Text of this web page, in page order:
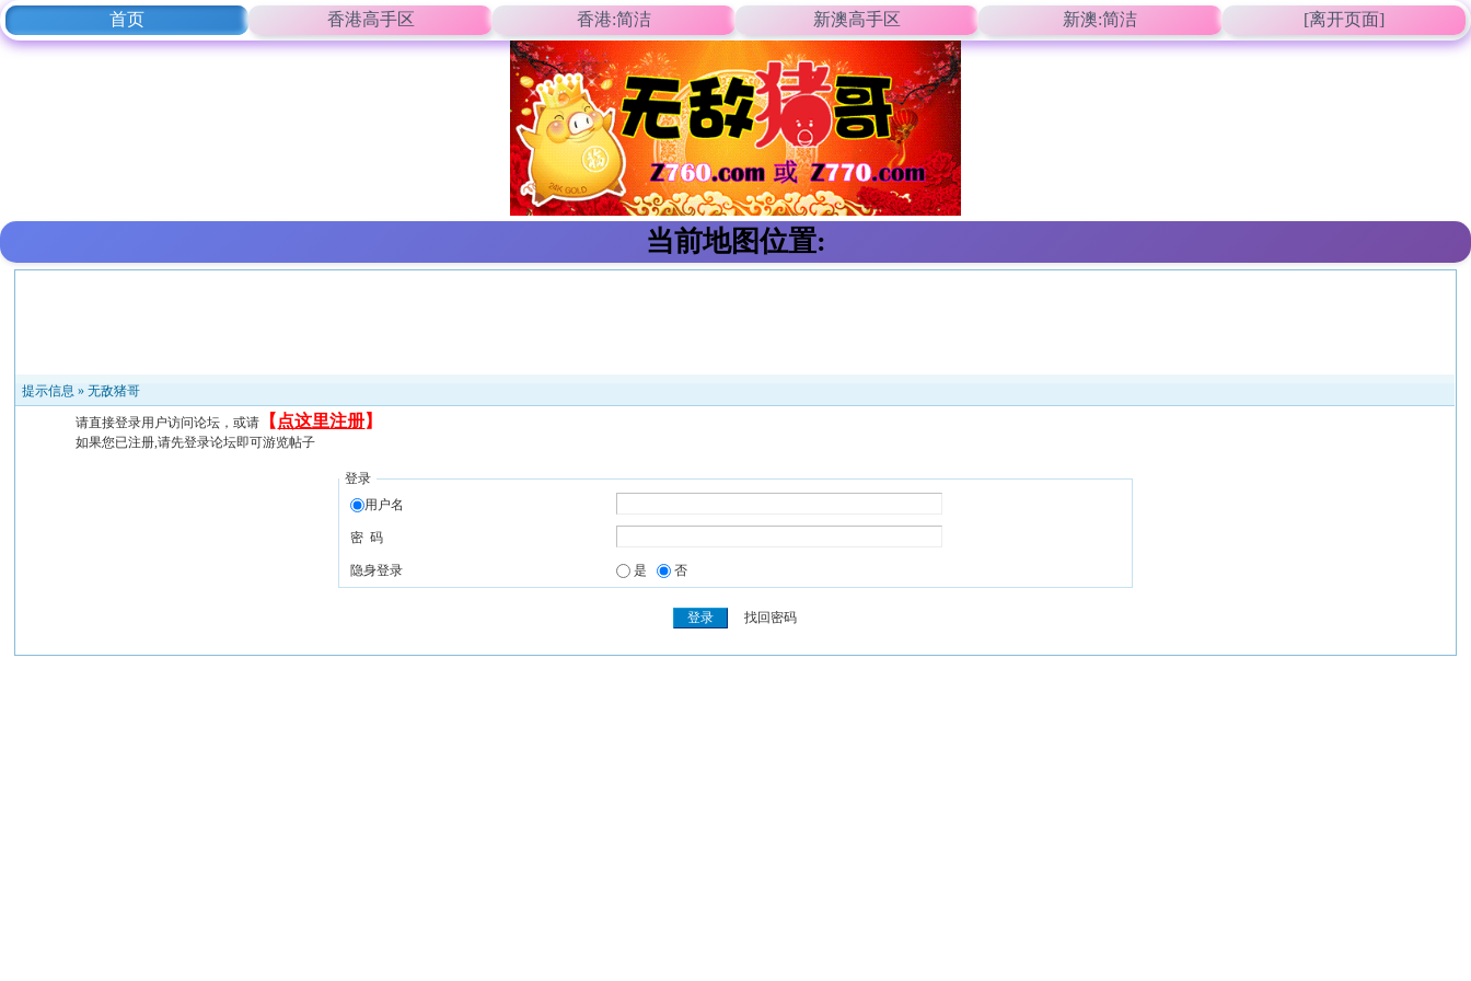
首页 香港高手区 香港:简洁 新澳高手区 新澳:简洁 [离开页面]
当前地图位置:
提示信息 »无敌猪哥
请直接登录用户访问论坛，或请 【 点这里注册】
如果您已注册,请先登录论坛即可游览帖子
登录
用户名
密 码
隐身登录 是 否
找回密码